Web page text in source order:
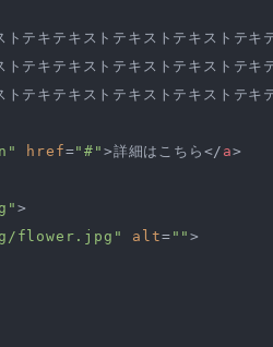
テキテキストテキストテキストテキ
テキテキストテキストテキストテキ
テキテキストテキストテキストテキ
href="#" >詳細はこちら </ a>
>
flower.jpg" alt= "">